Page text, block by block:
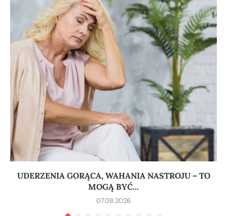
UDERZENIA GORĄCA, WAHANIA NASTROJU – TO
MOGĄ BYĆ...
07.08.2026